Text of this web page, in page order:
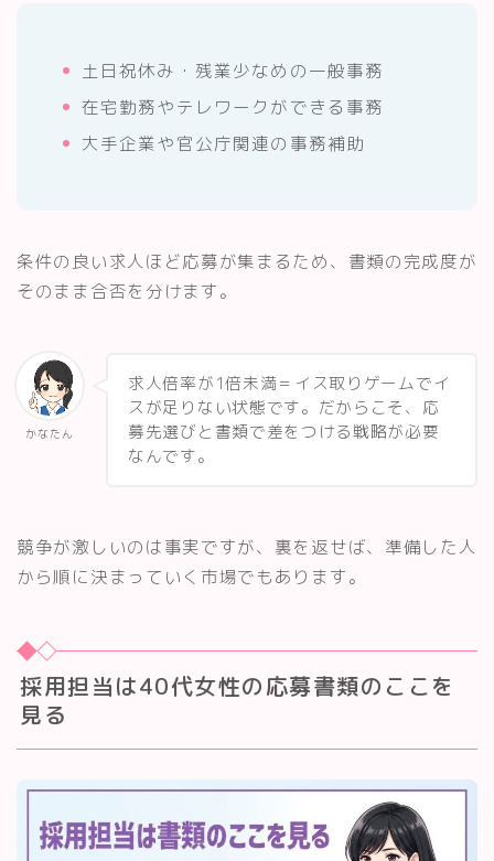
土日祝休み・残業少なめの一般事務
在宅勤務やテレワークができる事務
大手企業や官公庁関連の事務補助
条件の良い求人ほど応募が集まるため、書類の完成度が
そのまま合否を分けます。
かなたん
求人倍率が1倍未満＝イス取りゲームでイ
スが足りない状態です。だからこそ、応
募先選びと書類で差をつける戦略が必要
なんです。
競争が激しいのは事実ですが、裏を返せば、準備した人
から順に決まっていく市場でもあります。
採用担当は40代女性の応募書類のここを
見る